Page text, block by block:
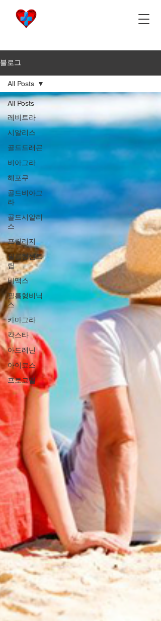
블로그
All Posts
레비트라
시알리스
골드드래곤
비아그라
해포쿠
골드비아그
라
골드시알리
스
프릴리지
필름형센트
립
비맥스
필름형비닉
스
카마그라
칵스타
아드레닌
아이코스
프로코밀
All Posts